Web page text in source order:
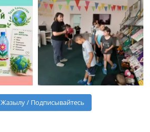
Жазылу / Подписывайтесь